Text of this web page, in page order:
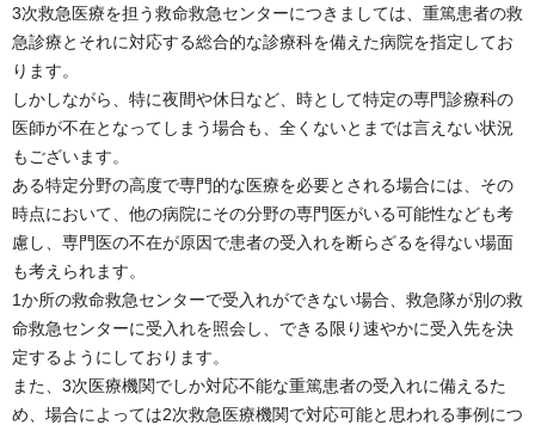
3次救急医療を担う救命救急センターにつきましては、重篤患者の救
急診療とそれに対応する総合的な診療科を備えた病院を指定してお
ります。
しかしながら、特に夜間や休日など、時として特定の専門診療科の
医師が不在となってしまう場合も、全くないとまでは言えない状況
もございます。
ある特定分野の高度で専門的な医療を必要とされる場合には、その
時点において、他の病院にその分野の専門医がいる可能性なども考
慮し、専門医の不在が原因で患者の受入れを断らざるを得ない場面
も考えられます。
1か所の救命救急センターで受入れができない場合、救急隊が別の救
命救急センターに受入れを照会し、できる限り速やかに受入先を決
定するようにしております。
また、3次医療機関でしか対応不能な重篤患者の受入れに備えるた
め、場合によっては2次救急医療機関で対応可能と思われる事例につ